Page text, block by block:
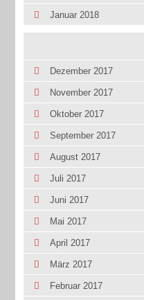
Januar 2018
Dezember 2017
November 2017
Oktober 2017
September 2017
August 2017
Juli 2017
Juni 2017
Mai 2017
April 2017
März 2017
Februar 2017